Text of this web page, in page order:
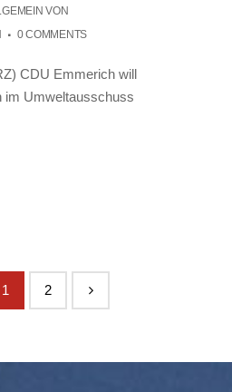
VON
0 COMMENTS
CDU Emmerich will
im Umweltausschuss
1 2